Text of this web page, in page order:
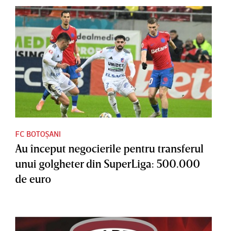
FC BOTOȘANI
Au început negocierile pentru transferul
unui golgheter din SuperLiga: 500.000
de euro